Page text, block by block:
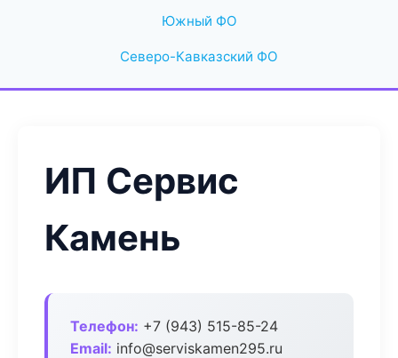
Южный ФО
Северо-Кавказский ФО
ИП Сервис
Камень
Телефон: +7 (943) 515-85-24
Email: info@serviskamen295.ru